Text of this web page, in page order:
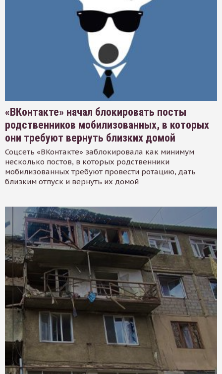
«ВКонтакте» начал блокировать посты
родственников мобилизованных, в которых
они требуют вернуть близких домой
Соцсеть «ВКонтакте» заблокировала как минимум
несколько постов, в которых родственники
мобилизованных требуют провести ротацию, дать
близким отпуск и вернуть их домой